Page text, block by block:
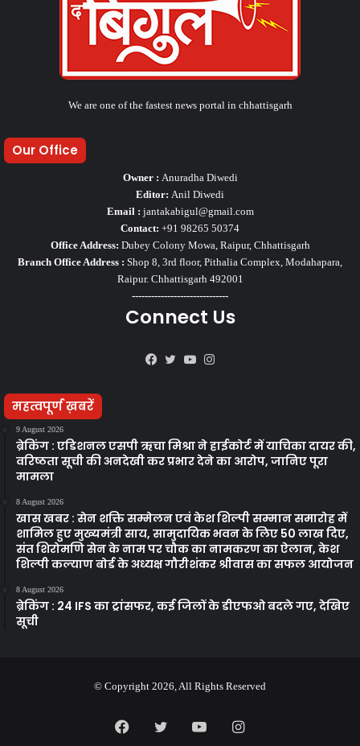
We are one of the fastest news portal in chhattisgarh
Our Office
Owner : Anuradha Diwedi
Editor: Anil Diwedi
Email : jantakabigul@gmail.com
Contact: +91 98265 50374
Office Address: Dubey Colony Mowa, Raipur, Chhattisgarh
Branch Office Address : Shop 8, 3rd floor, Pithalia Complex, Modahapara,
Raipur. Chhattisgarh 492001
------------------------------
Connect Us
Facebook
TwitterYouTube
महत्वपूर्ण ख़बरें
9 August 2026
ब्रेकिंग : एडिशनल एसपी ऋचा मिश्रा ने हाईकोर्ट में याचिका दायर की,
वरिष्ठता सूची की अनदेखी कर प्रभार देने का आरोप, जानिए पूरा
मामला
8 August 2026
खास खबर : सेन शक्ति सम्मेलन एवं केश शिल्पी सम्मान समारोह में
शामिल हुए मुख्यमंत्री साय, सामुदायिक भवन के लिए 50 लाख दिए,
संत शिरोमणि सेन के नाम पर चौक का नामकरण का ऐलान, केश
शिल्पी कल्याण बोर्ड के अध्यक्ष गौरीशंकर श्रीवास का सफल आयोजन
8 August 2026
ब्रेकिंग : 24 IFS का ट्रांसफर, कई जिलों के डीएफओ बदले गए, देखिए
सूची
© Copyright 2026, All Rights Reserved
FacebookTwitterYouTubeInstagram